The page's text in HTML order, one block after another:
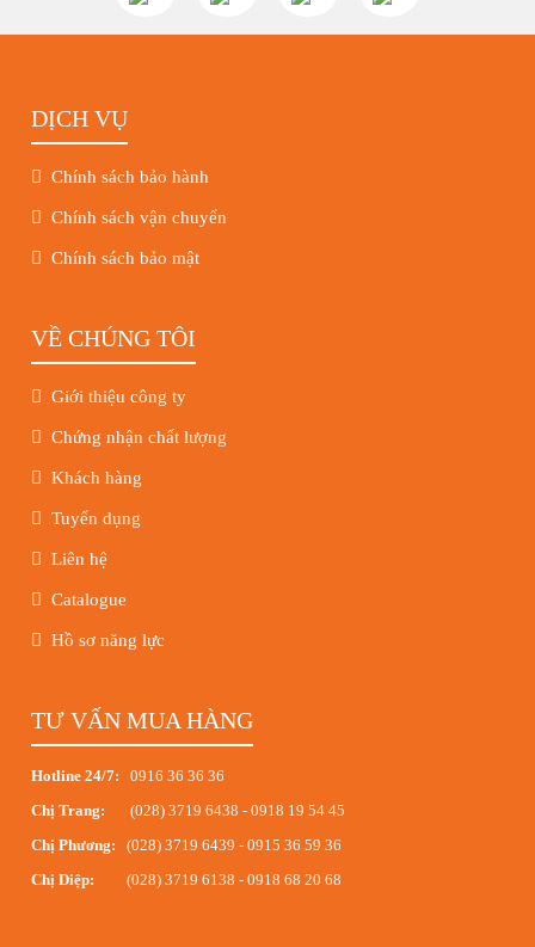
DỊCH VỤ
Chính sách bảo hành
Chính sách vận chuyển
Chính sách bảo mật
VỀ CHÚNG TÔI
Giới thiệu công ty
Chứng nhận chất lượng
Khách hàng
Tuyển dụng
Liên hệ
Catalogue
Hồ sơ năng lực
TƯ VẤN MUA HÀNG
Hotline 24/7:
0916 36 36 36
Chị Trang:
(028) 3719 6438 - 0918 19 54 45
Chị Phương:
(028) 3719 6439 - 0915 36 59 36
Chị Diệp:
(028) 3719 6138 - 0918 68 20 68